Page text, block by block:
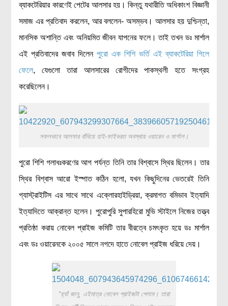
ব্যাকটেরিয়ার কারণেই পেটের আলসার হয়। কিন্তু যথারীতি অধিকাংশ বিজ্ঞানী
সমাজ এর প্রতিবাদ করলেন, আর বললেন- অসম্ভব। আলসার হয় দুশ্চিন্তা,
মানসিক অশান্তি এবং অনিয়মিত জীবন যাপনের ফলে। তাই তখন ডঃ মার্শাল
এই প্রতিবাদের জবাব দিলেনপুরো এক শিশি ভর্তি এই ব্যাকটেরিয়া গিলে
ফেলে, যেগুলো তারা আলসারের রোগীদের পাকস্থলী হতে সংগ্রহ
করেছিলেন।
সফলভাবে আলসার বাঁধিয়ে হাই-ফাইভরত অবস্থায় ওয়ারেন ও মার্শাল।
পুরো শিশি গলাধঃকরণের আগ পর্যন্ত তিনি তার বিশ্বাসে স্থির ছিলেন। তার
স্থির বিশ্বাস আরো ইস্পাত কঠিন হলো, যখন কিছুদিনের ভেতরেই তিনি
গ্যাস্ট্রাইটিস এর সাথে সাথে এক্লোরহাইড্রিয়া, ক্রমাগত বমিভাব ইত্যাদি
ইত্যাদিতে আক্রান্ত হলেন। পুরোপুরি সুপারহিরো মুভি স্টাইলে নিজের তত্ত্ব
প্রতিষ্ঠা করায় নোবেল প্রাইজ কমিটি তার বীরত্বে চমৎকৃত হয়ে ডঃ মার্শাল
এবং ডঃ ওয়ারেনকে ২০০৫ সালে নগদে হাতে নোবেল প্রাইজ ধরিয়ে দেয়।
“হ্যাঁ জানু, এইমাত্র নোবেল প্রাইজটা পেলাম। তারা